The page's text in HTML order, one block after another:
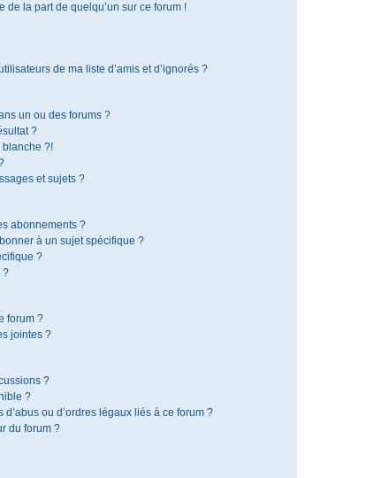
la part de quelqu’un sur ce forum !
de ma liste d’amis et d’ignorés ?
un ou des forums ?
?
?!
et sujets ?
abonnements ?
à un sujet spécifique ?
?
?
forum ?
jointes ?
?
?
ou d’ordres légaux liés à ce forum ?
du forum ?